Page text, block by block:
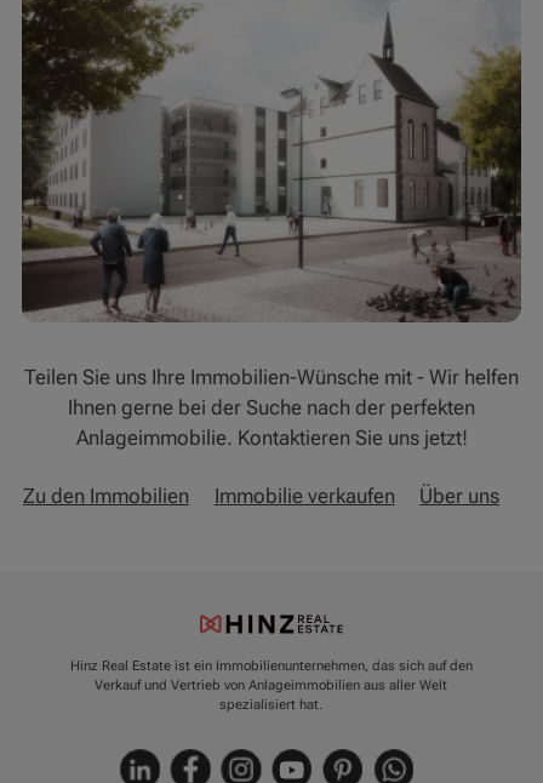
Teilen Sie uns Ihre Immobilien-Wünsche mit - Wir helfen
Ihnen gerne bei der Suche nach der perfekten
Anlageimmobilie. Kontaktieren Sie uns jetzt!
Zu den Immobilien Immobilie verkaufen Über uns
Hinz Real Estate ist ein Immobilienunternehmen, das sich auf den
Verkauf und Vertrieb von Anlageimmobilien aus aller Welt
spezialisiert hat.